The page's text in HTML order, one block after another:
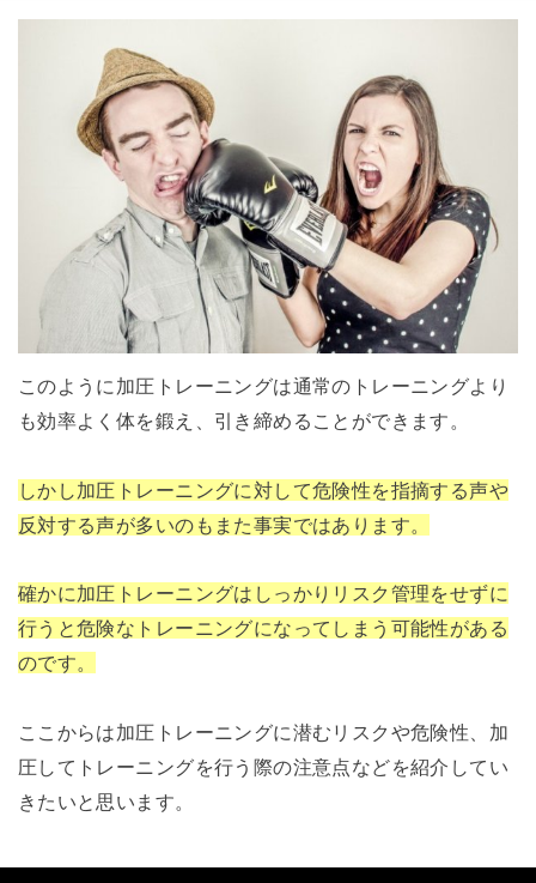
このように加圧トレーニングは通常のトレーニングより
も効率よく体を鍛え、引き締めることができます。
しかし加圧トレーニングに対して危険性を指摘する声や
反対する声が多いのもまた事実ではあります。
確かに加圧トレーニングはしっかりリスク管理をせずに
行うと危険なトレーニングになってしまう可能性がある
のです。
ここからは加圧トレーニングに潜むリスクや危険性、加
圧してトレーニングを行う際の注意点などを紹介してい
きたいと思います。